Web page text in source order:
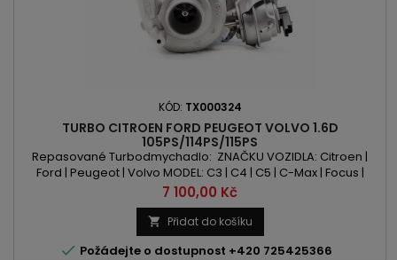
KÓD: TX000324
TURBO CITROEN FORD PEUGEOT VOLVO 1.6D
105PS/114PS/115PS
Repasované Turbodmychadlo: ZNAČKU VOZIDLA: Citroen |
Ford | Peugeot | Volvo MODEL: C3 | C4 | C5 | C-Max | Focus |
Galaxy | Mondeo | S-Max | 208 | 308 | 508 | 2008 | 3008 | 4008 |
5008 | Partner | C30 | S40 | S60 | S80 | V40 | V50 | V60 | V70 KÓD
MOTORU: 9HR | 9HD | 9HL | DV6C | NGDA | T1BA | T1BB | T1BC | T1DA |
T1DB | T1WA | T1WB | D4162T | DV6CTED...
Cena
7 100,00 Kč
 Přidat do košíku
 Požádejte o dostupnost +420 725425366